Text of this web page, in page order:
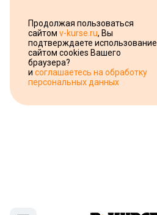
Продолжая пользоваться
сайтом v-kurse.ru, Вы
подтверждаете использование
сайтом cookies Вашего
браузера?
и соглашаетесь на обработку
персональных данных